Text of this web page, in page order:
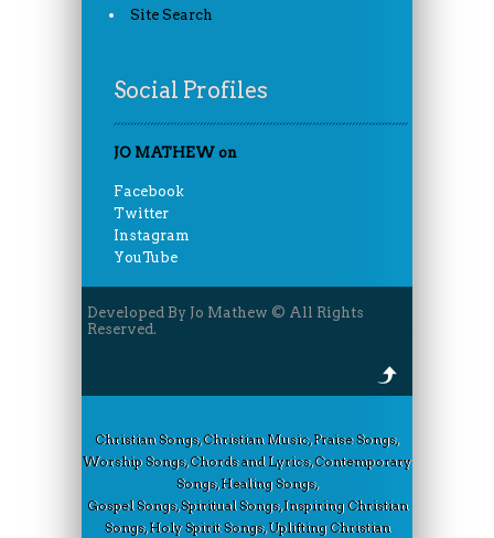
Site Search
Social Profiles
JO MATHEW on
Facebook
Twitter
Instagram
YouTube
Developed By Jo Mathew © All Rights
Reserved.
Christian Songs, Christian Music, Praise Songs,
Worship Songs, Chords and Lyrics, Contemporary
Songs, Healing Songs,
Gospel Songs, Spiritual Songs, Inspiring Christian
Songs, Holy Spirit Songs, Uplifting Christian